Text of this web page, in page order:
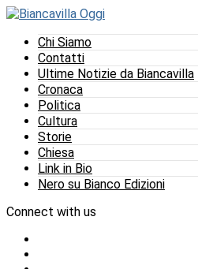
Chi Siamo
Contatti
Ultime Notizie da Biancavilla
Cronaca
Politica
Cultura
Storie
Chiesa
Link in Bio
Nero su Bianco Edizioni
Connect with us